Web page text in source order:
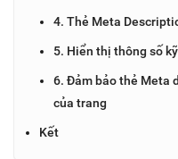
4. Thẻ Meta
5. Hiển thị thông số
6. Đảm bảo thẻ Meta
của trang
Kết